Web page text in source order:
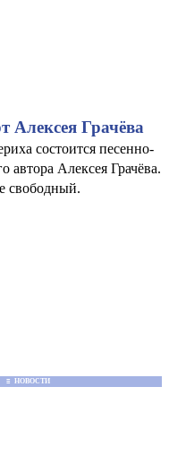
Алексея Грачёва
состоится песенно-
автора Алексея Грачёва.
свободный.
≡ НОВОСТИ